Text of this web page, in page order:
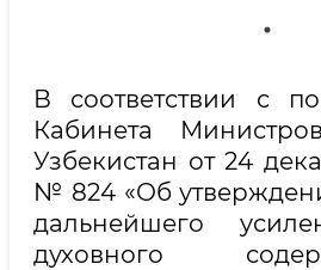
В соответствии с
Кабинета
Узбекистан от 24
№ 824 «Об
дальнейшего
духовного